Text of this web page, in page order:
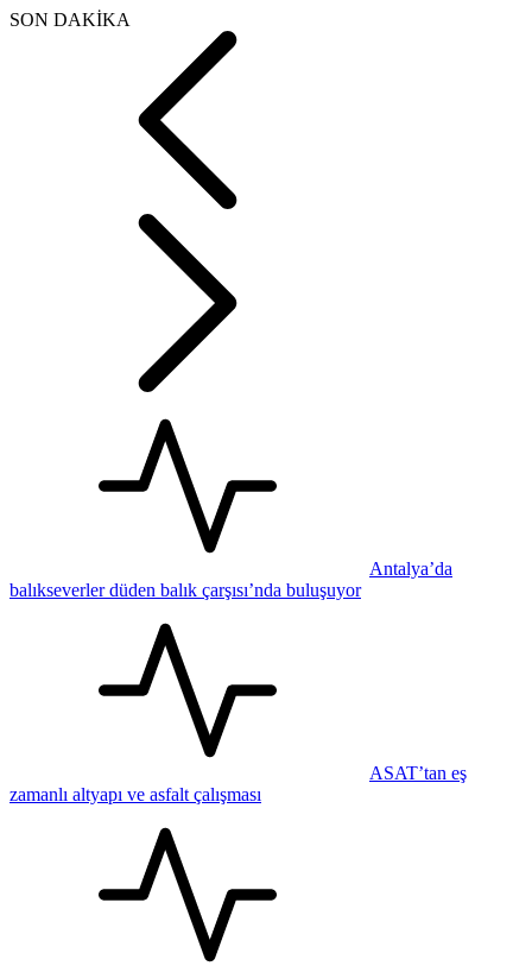
SON DAKİKA
Antalya’da
balıkseverler düden balık çarşısı’nda buluşuyor
ASAT’tan eş
zamanlı altyapı ve asfalt çalışması